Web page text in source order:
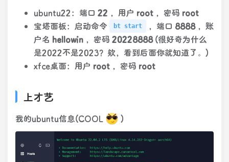
ubuntu22：端口 22 ，用户 root ，密码 root
宝塔面板：启动命令
bt start ，端口 8888，账
户名 hellowin ，密码 20228888(很好奇为什么
是2022不是2023？欸，看到后面你就知道了。)
xfce桌面：用户 root ，密码 root
上才艺
我的ubuntu信息(COOL )